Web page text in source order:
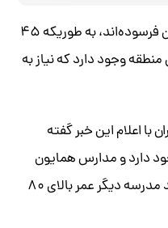
۶۰درصد مدارس بخش مرکزی تهران فرسوده‌اند، به طوریکه ۴۵
۴۰ سال در این منطقه وجود دارد که نیاز به
شهردار منطقه ۱۱ تهران با اعلام این خبر گفته
دارد و مدارس همایون
خواجوی، نرجس، جواد الائمه و چند مدرسه دیگر عمر بالای ۸۰